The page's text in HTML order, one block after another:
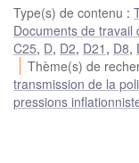
Type(s) de contenu :
Documents de travail
C25, D, D2, D21 , D8,
Thème(s) de
transmission de la
pressions